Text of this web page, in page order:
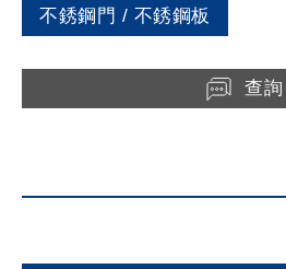
不銹鋼門 / 不銹鋼板
查詢